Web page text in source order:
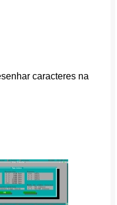
caracteres na